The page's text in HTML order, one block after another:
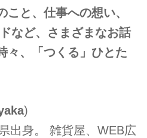
と、仕事への想い、
など、さまざまなお話
々、「つくる」ひとた
)
出身。 雑貨屋、WEB広